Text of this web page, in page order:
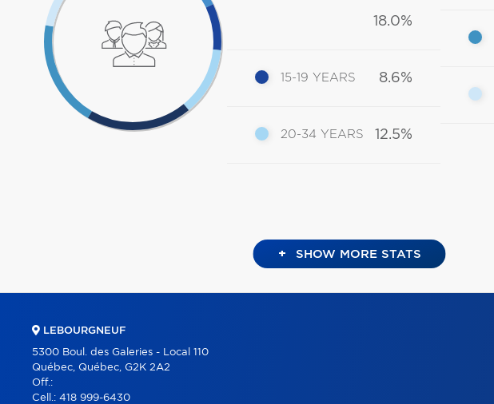
18.0%
15-19 YEARS 8.6%
20-34 YEARS 12.5%
+ SHOW MORE STATS
LEBOURGNEUF
5300 Boul. des Galeries - Local 110
Québec, Québec, G2K 2A2
Off.:
Cell.: 418 999-6430